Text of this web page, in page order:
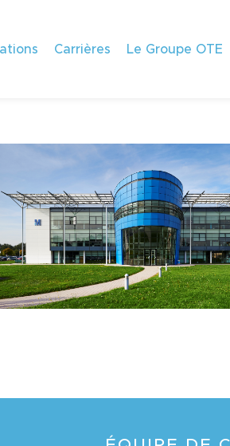
Carrières Le Groupe OTE